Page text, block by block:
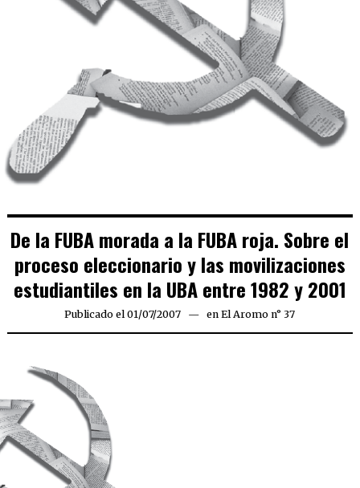
De la FUBA morada a la FUBA roja. Sobre el
proceso eleccionario y las movilizaciones
estudiantiles en la UBA entre 1982 y 2001
Publicado el 01/07/2007 23/03/2020
en El Aromo n° 37